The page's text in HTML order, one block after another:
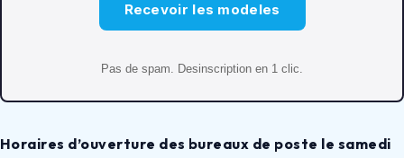
Recevoir les modeles
Pas de spam. Desinscription en 1 clic.
Horaires d’ouverture des bureaux de poste le samedi